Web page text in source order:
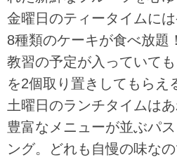
金曜日のティータイムに
8種類のケーキが食べ放題！
教習の予定が入っていて
を2個取り置きしてもらえ
土曜日のランチタイムは
豊富なメニューが並ぶパ
ング。どれも自慢の味な